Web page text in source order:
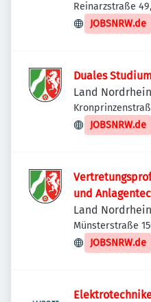
Reinarzstraße
Deutschland
JOBSNRW.de
Duales
Land
Deutschland
JOBSNRW.de
und
Land
Münsterstraße
Deutschland
JOBSNRW.de